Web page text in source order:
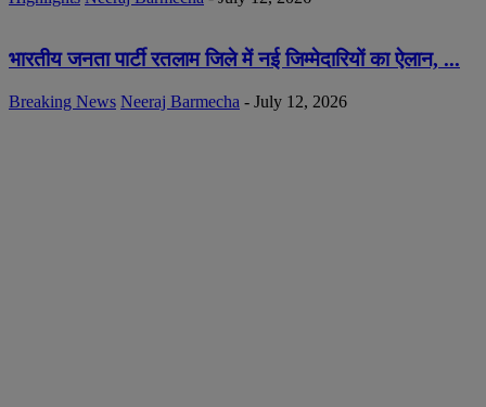
भारतीय जनता पार्टी रतलाम जिले में नई जिम्मेदारियों का ऐलान, ...
Breaking News Neeraj Barmecha - July 12, 2026